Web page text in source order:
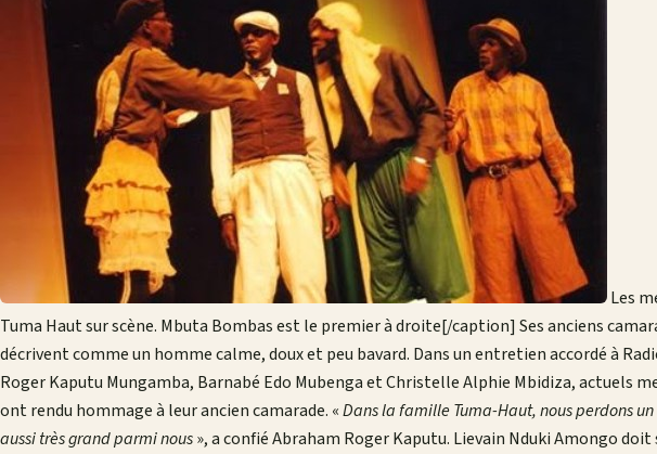
Les
Tuma Haut sur scène. Mbuta Bombas est le premier à droite[/caption] Ses anciens
décrivent comme un homme calme, doux et peu bavard. Dans un entretien accordé à
Roger Kaputu Mungamba, Barnabé Edo Mubenga et Christelle Alphie Mbidiza, actuels
ont rendu hommage à leur ancien camarade. «Dans la famille Tuma-Haut, nous perdons
aussi très grand parmi nous», a confié Abraham Roger Kaputu. Lievain Nduki Amongo doit